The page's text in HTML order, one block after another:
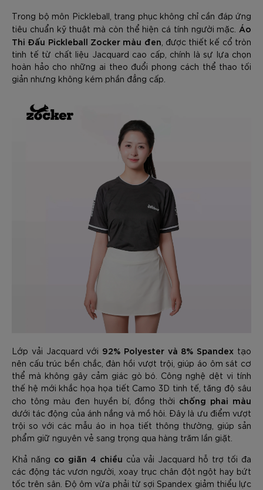
Trong bộ môn Pickleball, trang phục không chỉ cần đáp ứng
tiêu chuẩn kỹ thuật mà còn thể hiện cá tính người mặc. Áo
Thi Đấu Pickleball Zocker màu đen , được thiết kế cổ tròn
tinh tế từ chất liệu Jacquard cao cấp, chính là sự lựa chọn
hoàn hảo cho những ai theo đuổi phong cách thể thao tối
giản nhưng không kém phần đẳng cấp.
Lớp vải Jacquard với 92% Polyester và 8% Spandex tạo
nên cấu trúc bền chắc, đàn hồi vượt trội, giúp áo ôm sát cơ
thể mà không gây cảm giác gò bó. Công nghệ dệt vi tính
thế hệ mới khắc họa họa tiết Camo 3D tinh tế, tăng độ sâu
cho tông màu đen huyền bí, đồng thời chống phai màu
dưới tác động của ánh nắng và mồ hôi. Đây là ưu điểm vượt
trội so với các mẫu áo in họa tiết thông thường, giúp sản
phẩm giữ nguyên vẻ sang trọng qua hàng trăm lần giặt.
Khả năng co giãn 4 chiều của vải Jacquard hỗ trợ tối đa
các động tác vươn người, xoay trục chân đột ngột hay bứt
tốc trên sân. Độ ôm vừa phải từ sợi Spandex giảm thiểu lực